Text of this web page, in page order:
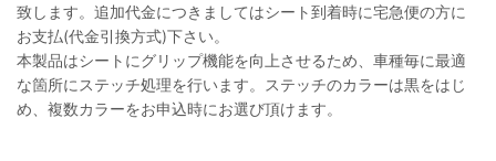
致します。追加代金につきましてはシート到着時に宅急便の方に
お支払(代金引換方式)下さい。
本製品はシートにグリップ機能を向上させるため、車種毎に最適
な箇所にステッチ処理を行います。ステッチのカラーは黒をはじ
め、複数カラーをお申込時にお選び頂けます。